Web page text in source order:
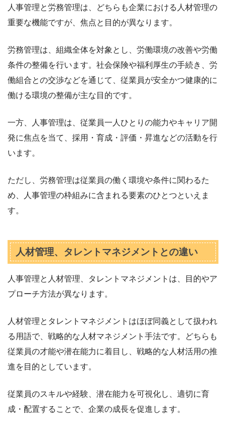
人事管理と労務管理は、どちらも企業における人材管理の
重要な機能ですが、焦点と目的が異なります。
労務管理は、組織全体を対象とし、労働環境の改善や労働
条件の整備を行います。社会保険や福利厚生の手続き、労
働組合との交渉などを通じて、従業員が安全かつ健康的に
働ける環境の整備が主な目的です。
一方、人事管理は、従業員一人ひとりの能力やキャリア開
発に焦点を当て、採用・育成・評価・昇進などの活動を行
います。
ただし、労務管理は従業員の働く環境や条件に関わるた
め、人事管理の枠組みに含まれる要素のひとつといえま
す。
人材管理、タレントマネジメントとの違い
人事管理と人材管理、タレントマネジメントは、目的やア
プローチ方法が異なります。
人材管理とタレントマネジメントはほぼ同義として扱われ
る用語で、戦略的な人材マネジメント手法です。どちらも
従業員の才能や潜在能力に着目し、戦略的な人材活用の推
進を目的としています。
従業員のスキルや経験、潜在能力を可視化し、適切に育
成・配置することで、企業の成長を促進します。